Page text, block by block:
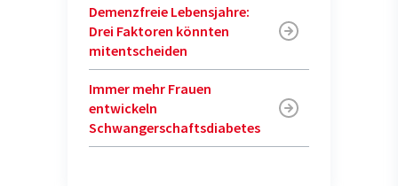
Demenzfreie Lebensjahre:
Drei Faktoren könnten
mitentscheiden
Immer mehr Frauen
entwickeln
Schwangerschaftsdiabetes